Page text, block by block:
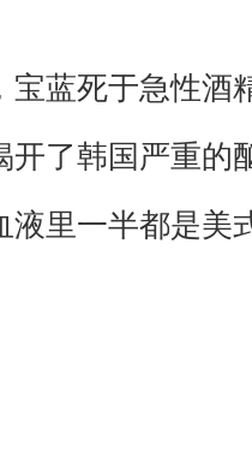
宝蓝死于急性酒
开了韩国严重的
液里一半都是美